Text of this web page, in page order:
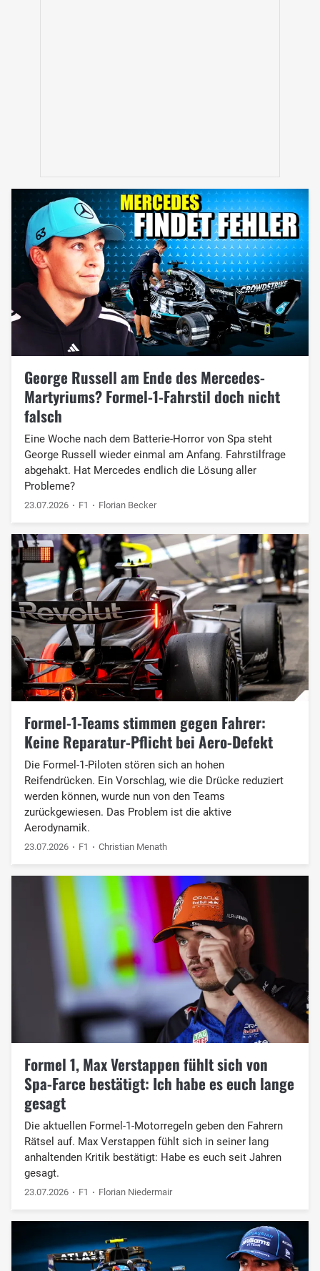
George Russell am Ende des Mercedes-
Martyriums? Formel-1-Fahrstil doch nicht
falsch
Eine Woche nach dem Batterie-Horror von Spa steht
George Russell wieder einmal am Anfang. Fahrstilfrage
abgehakt. Hat Mercedes endlich die Lösung aller
Probleme?
23.07.2026 F1 Florian Becker
Formel-1-Teams stimmen gegen Fahrer:
Keine Reparatur-Pflicht bei Aero-Defekt
Die Formel-1-Piloten stören sich an hohen
Reifendrücken. Ein Vorschlag, wie die Drücke reduziert
werden können, wurde nun von den Teams
zurückgewiesen. Das Problem ist die aktive
Aerodynamik.
23.07.2026 F1 Christian Menath
Formel 1, Max Verstappen fühlt sich von
Spa-Farce bestätigt: Ich habe es euch lange
gesagt
Die aktuellen Formel-1-Motorregeln geben den Fahrern
Rätsel auf. Max Verstappen fühlt sich in seiner lang
anhaltenden Kritik bestätigt: Habe es euch seit Jahren
gesagt.
23.07.2026 F1 Florian Niedermair